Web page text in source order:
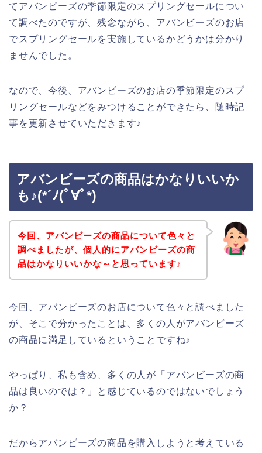
てアバンビーズの季節限定のスプリングセールについ
て調べたのですが、残念ながら、アバンビーズのお店
でスプリングセールを実施しているかどうかは分かり
ませんでした。
なので、今後、アバンビーズのお店の季節限定のスプ
リングセールなどをみつけることができたら、随時記
事を更新させていただきます♪
アバンビーズの商品はかなりいいか
も♪(*´ﾉ(ﾟ∀ﾟ*)
今回、アバンビーズの商品について色々と
調べましたが、個人的にアバンビーズの商
品はかなりいいかな～と思っています♪
今回、アバンビーズのお店について色々と調べました
が、そこで分かったことは、多くの人がアバンビーズ
の商品に満足しているということですね♪
やっぱり、私も含め、多くの人が「アバンビーズの商
品は良いのでは？」と感じているのではないでしょう
か？
だからアバンビーズの商品を購入しようと考えている